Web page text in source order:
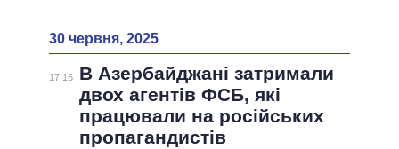
30 червня, 2025
17:16
В Азербайджані затримали
двох агентів ФСБ, які
працювали на російських
пропагандистів